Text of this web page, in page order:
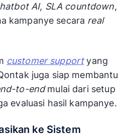
AI, SLA countdown,
kampanye secara real
customer supportyang
juga siap membantu
to-endmulai dari setup
evaluasi hasil kampanye.
ke Sistem